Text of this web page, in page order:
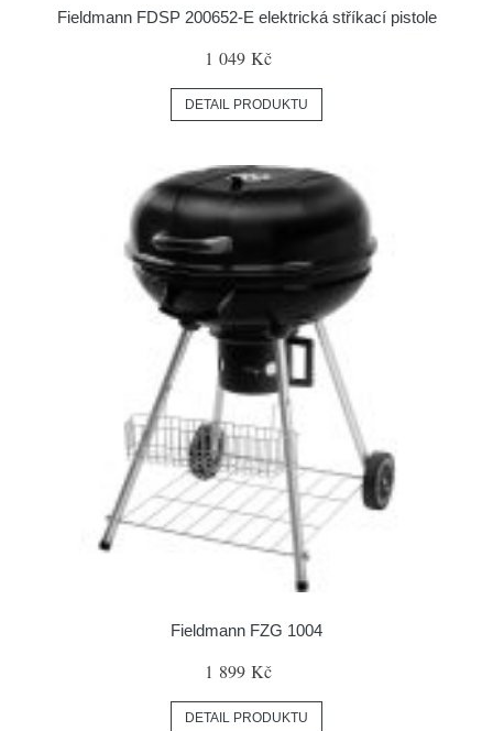
Fieldmann FDSP 200652-E elektrická stříkací pistole
1 049 Kč
DETAIL PRODUKTU
Fieldmann FZG 1004
1 899 Kč
DETAIL PRODUKTU